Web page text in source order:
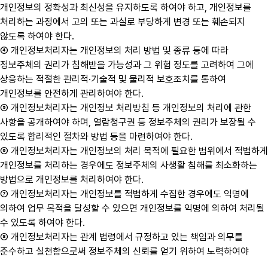
개인정보의 정확성과 최신성을 유지하도록 하여야 하고, 개인정보를
처리하는 과정에서 고의 또는 과실로 부당하게 변경 또는 훼손되지
않도록 하여야 한다.
④ 개인정보처리자는 개인정보의 처리 방법 및 종류 등에 따라
정보주체의 권리가 침해받을 가능성과 그 위험 정도를 고려하여 그에
상응하는 적절한 관리적·기술적 및 물리적 보호조치를 통하여
개인정보를 안전하게 관리하여야 한다.
⑤ 개인정보처리자는 개인정보 처리방침 등 개인정보의 처리에 관한
사항을 공개하여야 하며, 열람청구권 등 정보주체의 권리가 보장될 수
있도록 합리적인 절차와 방법 등을 마련하여야 한다.
⑥ 개인정보처리자는 개인정보의 처리 목적에 필요한 범위에서 적법하게
개인정보를 처리하는 경우에도 정보주체의 사생활 침해를 최소화하는
방법으로 개인정보를 처리하여야 한다.
⑦ 개인정보처리자는 개인정보를 적법하게 수집한 경우에도 익명에
의하여 업무 목적을 달성할 수 있으면 개인정보를 익명에 의하여 처리될
수 있도록 하여야 한다.
⑧ 개인정보처리자는 관계 법령에서 규정하고 있는 책임과 의무를
준수하고 실천함으로써 정보주체의 신뢰를 얻기 위하여 노력하여야